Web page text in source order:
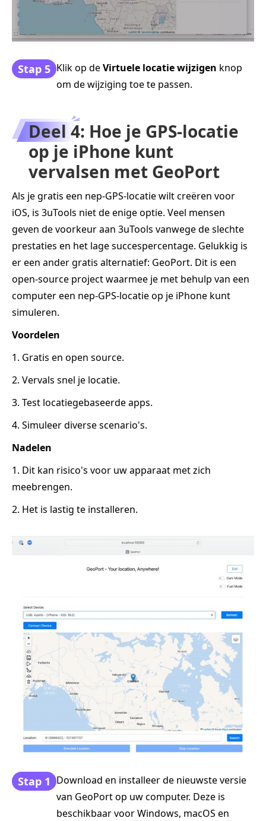
Stap 5 Klik op deVirtuele locatie wijzigen knop
om de wijziging toe te passen.
Deel 4: Hoe je GPS-locatie
op je iPhone kunt
vervalsen met GeoPort
Als je gratis een nep-GPS-locatie wilt creëren voor
iOS, is 3uTools niet de enige optie. Veel mensen
geven de voorkeur aan 3uTools vanwege de slechte
prestaties en het lage succespercentage. Gelukkig is
er een ander gratis alternatief: GeoPort. Dit is een
open-source project waarmee je met behulp van een
computer een nep-GPS-locatie op je iPhone kunt
simuleren.
Voordelen
1. Gratis en open source.
2. Vervals snel je locatie.
3. Test locatiegebaseerde apps.
4. Simuleer diverse scenario's.
Nadelen
1. Dit kan risico's voor uw apparaat met zich
meebrengen.
2. Het is lastig te installeren.
Stap 1 Download en installeer de nieuwste versie
van GeoPort op uw computer. Deze is
beschikbaar voor Windows, macOS en